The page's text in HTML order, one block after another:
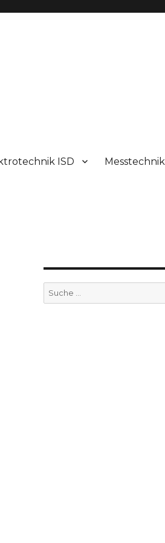
ISD Messtechnik
Suche
nach: